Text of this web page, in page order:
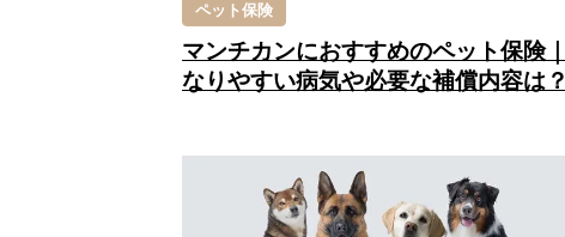
ペット保険
マンチカンにおすすめのペット保険｜
なりやすい病気や必要な補償内容は？